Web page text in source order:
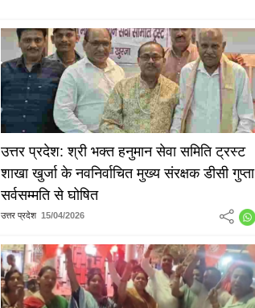
उत्तर प्रदेश: श्री भक्त हनुमान सेवा समिति ट्रस्ट
शाखा खुर्जा के नवनिर्वाचित मुख्य संरक्षक डीसी गुप्ता
सर्वसम्मति से घोषित
उत्तर प्रदेश 15/04/2026